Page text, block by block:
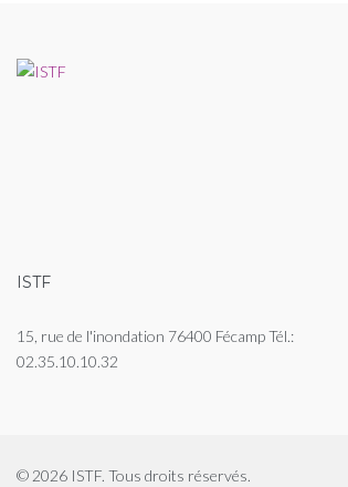
ISTF
15, rue de l'inondation 76400 Fécamp Tél.:
02.35.10.10.32
© 2026 ISTF. Tous droits réservés.